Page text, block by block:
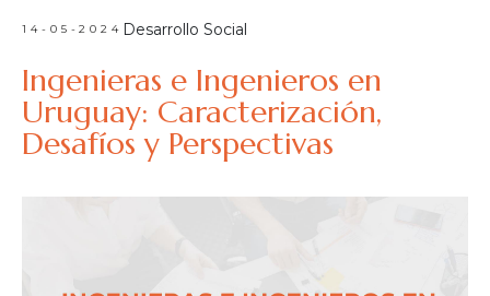
14-05-2024 Desarrollo Social
Ingenieras e Ingenieros en
Uruguay: Caracterización,
Desafíos y Perspectivas